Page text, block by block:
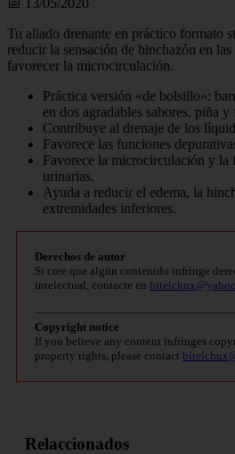
Tu aliado drenante en práctico formato
reducir la sensación de hinchazón en
favorecer la microcirculación.
Práctica versión «de bolsillo»:
en dos agradables sabores, piña
Contribuye al drenaje de los
Favorece las funciones
Favorece la microcirculación y la
urinarias.
Ayuda a reducir el edema, la
extremidades inferiores.
Derechos de autor
Si cree que algún contenido infringe
intelectual, contacte en
Copyright notice
If you believe any content infringes
property rights, please contact
Relaccionados